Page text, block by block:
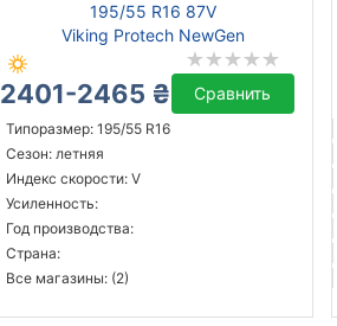
195/55 R16 87V
Viking Protech NewGen
2401-2465 ₴ Сравнить
Типоразмер: 195/55 R16
Сезон: летняя
Индекс скорости: V
Усиленность:
Год производства:
Страна:
Все магазины: (2)